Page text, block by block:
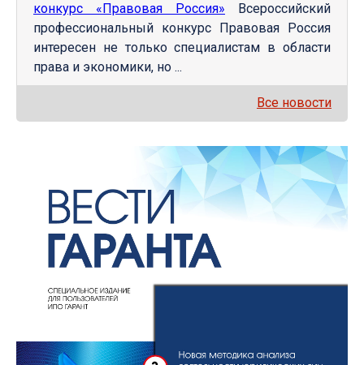
конкурс «Правовая Россия» Всероссийский
профессиональный конкурс Правовая Россия
интересен не только специалистам в области
права и экономики, но ...
Все новости